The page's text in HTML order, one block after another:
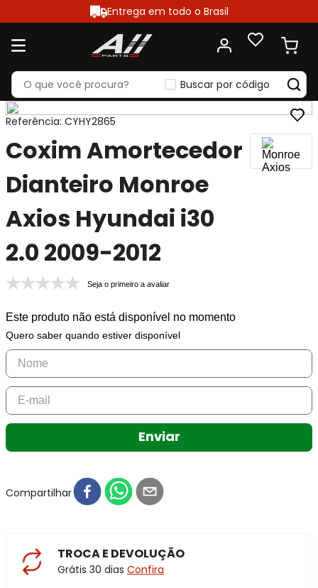
Entrega em todo o Brasil
Buscar por código
Referência: CYHY2865
Coxim Amortecedor
Dianteiro Monroe
Axios Hyundai i30
2.0 2009-2012
Seja o primeiro a avaliar
Este produto não está disponível no momento
Quero saber quando estiver disponível
Enviar
Compartilhar
TROCA E DEVOLUÇÃO
Grátis 30 dias Confira